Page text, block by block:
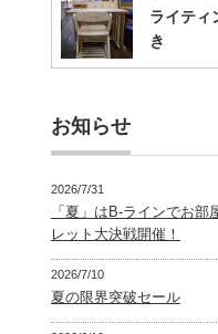
ライティ
き
お知らせ
2026/7/31
「夏」はB-ラインでお部
レット大決戦開催！
2026/7/10
夏の限界突破セール